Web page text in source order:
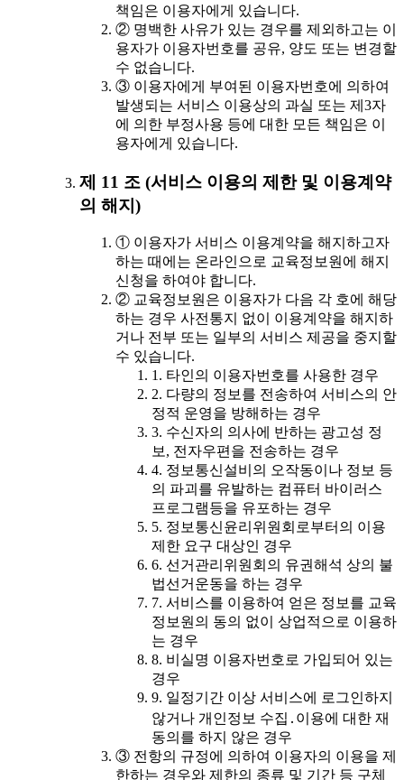
책임은 이용자에게 있습니다.
② 명백한 사유가 있는 경우를 제외하고는 이
용자가 이용자번호를 공유, 양도 또는 변경할
수 없습니다.
③ 이용자에게 부여된 이용자번호에 의하여
발생되는 서비스 이용상의 과실 또는 제3자
에 의한 부정사용 등에 대한 모든 책임은 이
용자에게 있습니다.
제 11 조 (서비스 이용의 제한 및 이용계약
의 해지)
① 이용자가 서비스 이용계약을 해지하고자
하는 때에는 온라인으로 교육정보원에 해지
신청을 하여야 합니다.
② 교육정보원은 이용자가 다음 각 호에 해당
하는 경우 사전통지 없이 이용계약을 해지하
거나 전부 또는 일부의 서비스 제공을 중지할
수 있습니다.
1. 타인의 이용자번호를 사용한 경우
2. 다량의 정보를 전송하여 서비스의 안
정적 운영을 방해하는 경우
3. 수신자의 의사에 반하는 광고성 정
보, 전자우편을 전송하는 경우
4. 정보통신설비의 오작동이나 정보 등
의 파괴를 유발하는 컴퓨터 바이러스
프로그램등을 유포하는 경우
5. 정보통신윤리위원회로부터의 이용
제한 요구 대상인 경우
6. 선거관리위원회의 유권해석 상의 불
법선거운동을 하는 경우
7. 서비스를 이용하여 얻은 정보를 교육
정보원의 동의 없이 상업적으로 이용하
는 경우
8. 비실명 이용자번호로 가입되어 있는
경우
9. 일정기간 이상 서비스에 로그인하지
않거나 개인정보 수집․이용에 대한 재
동의를 하지 않은 경우
③ 전항의 규정에 의하여 이용자의 이용을 제
한하는 경우와 제한의 종류 및 기간 등 구체